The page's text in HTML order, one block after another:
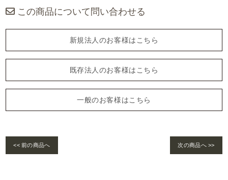
この商品について問い合わせる
新規法人のお客様はこちら
既存法人のお客様はこちら
一般のお客様はこちら
<< 前の商品へ 次の商品へ >>